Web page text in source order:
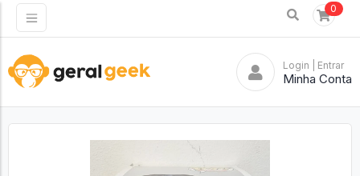
0
Login | Entrar
Minha Conta